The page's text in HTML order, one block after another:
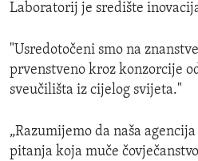
Laboratorij je središte
"Usredotočeni smo na
prvenstveno kroz konzorcije
sveučilišta iz cijelog svijeta."
„Razumijemo da naša
pitanja koja muče